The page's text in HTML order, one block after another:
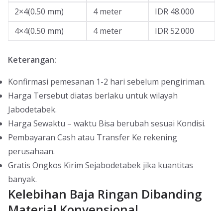
2×4(0.50 mm)
4 meter
IDR 48.000
4×4(0.50 mm)
4 meter IDR 52.000
Keterangan:
Konfirmasi pemesanan 1-2 hari sebelum pengiriman.
Harga Tersebut diatas berlaku untuk wilayah
Jabodetabek.
Harga Sewaktu – waktu Bisa berubah sesuai Kondisi.
Pembayaran Cash atau Transfer Ke rekening
perusahaan.
Gratis Ongkos Kirim Sejabodetabek jika kuantitas
banyak.
Kelebihan Baja Ringan Dibanding